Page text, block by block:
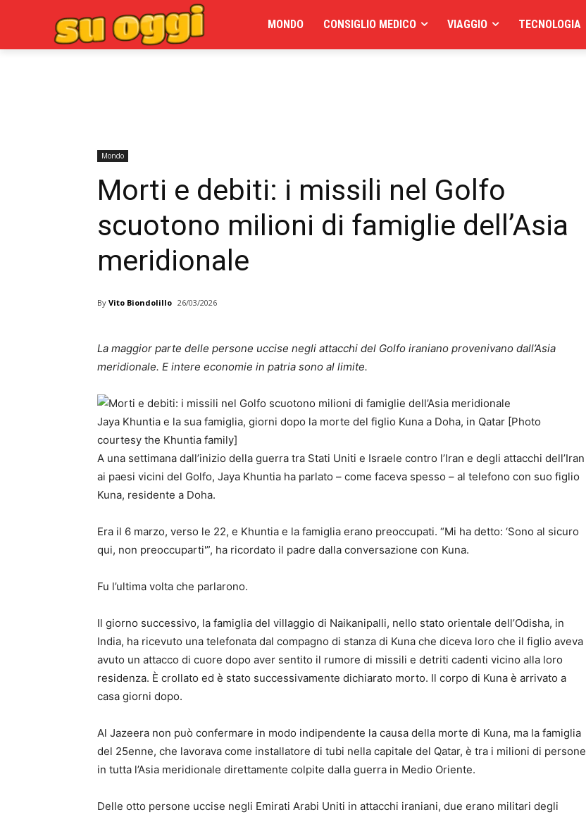
MONDO CONSIGLIO MEDICO VIAGGIO TECNOLOGIA
Mondo
Morti e debiti: i missili nel Golfo
scuotono milioni di famiglie dell’Asia
meridionale
By Vito Biondolillo 26/03/2026
La maggior parte delle persone uccise negli attacchi del Golfo iraniano provenivano dall’Asia
meridionale. E intere economie in patria sono al limite.
Jaya Khuntia e la sua famiglia, giorni dopo la morte del figlio Kuna a Doha, in Qatar [Photo
courtesy the Khuntia family]
A una settimana dall’inizio della guerra tra Stati Uniti e Israele contro l’Iran e degli attacchi dell’Iran
ai paesi vicini del Golfo, Jaya Khuntia ha parlato – come faceva spesso – al telefono con suo figlio
Kuna, residente a Doha.
Era il 6 marzo, verso le 22, e Khuntia e la famiglia erano preoccupati. “Mi ha detto: ‘Sono al sicuro
qui, non preoccuparti'”, ha ricordato il padre dalla conversazione con Kuna.
Fu l’ultima volta che parlarono.
Il giorno successivo, la famiglia del villaggio di Naikanipalli, nello stato orientale dell’Odisha, in
India, ha ricevuto una telefonata dal compagno di stanza di Kuna che diceva loro che il figlio aveva
avuto un attacco di cuore dopo aver sentito il rumore di missili e detriti cadenti vicino alla loro
residenza. È crollato ed è stato successivamente dichiarato morto. Il corpo di Kuna è arrivato a
casa giorni dopo.
Al Jazeera non può confermare in modo indipendente la causa della morte di Kuna, ma la famiglia
del 25enne, che lavorava come installatore di tubi nella capitale del Qatar, è tra i milioni di persone
in tutta l’Asia meridionale direttamente colpite dalla guerra in Medio Oriente.
Delle otto persone uccise negli Emirati Arabi Uniti in attacchi iraniani, due erano militari degli